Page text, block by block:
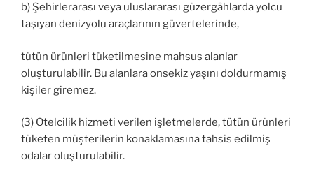
b) Şehirlerarası veya uluslararası güzergâhlarda yolcu
taşıyan denizyolu araçlarının güvertelerinde,
tütün ürünleri tüketilmesine mahsus alanlar
oluşturulabilir. Bu alanlara onsekiz yaşını doldurmamış
kişiler giremez.
(3) Otelcilik hizmeti verilen işletmelerde, tütün ürünleri
tüketen müşterilerin konaklamasına tahsis edilmiş
odalar oluşturulabilir.